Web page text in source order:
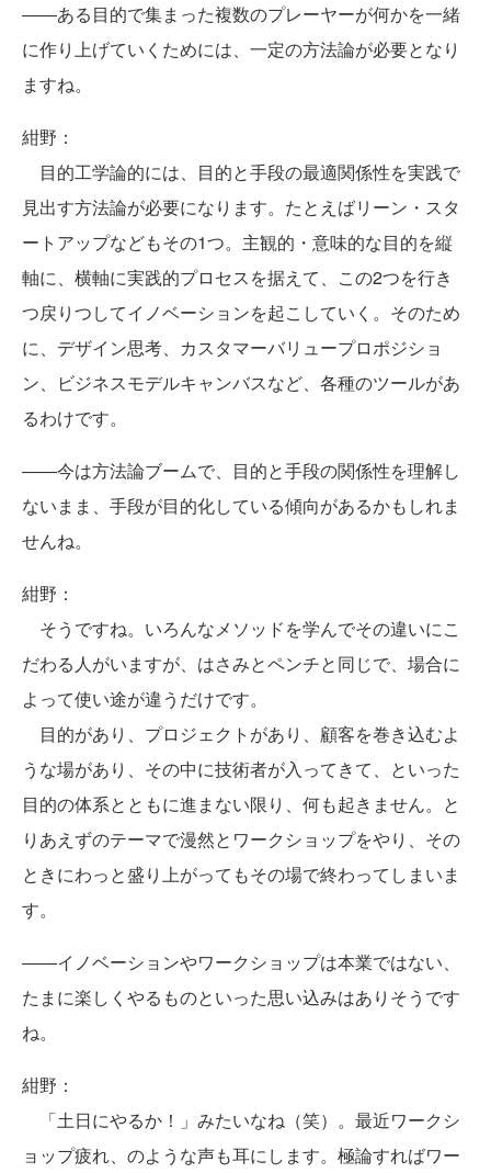
――ある目的で集まった複数のプレーヤーが何かを一緒
に作り上げていくためには、一定の方法論が必要となり
ますね。
紺野：
目的工学論的には、目的と手段の最適関係性を実践で
見出す方法論が必要になります。たとえばリーン・スタ
ートアップなどもその1つ。主観的・意味的な目的を縦
軸に、横軸に実践的プロセスを据えて、この2つを行き
つ戻りつしてイノベーションを起こしていく。そのため
に、デザイン思考、カスタマーバリュープロポジショ
ン、ビジネスモデルキャンバスなど、各種のツールがあ
るわけです。
――今は方法論ブームで、目的と手段の関係性を理解し
ないまま、手段が目的化している傾向があるかもしれま
せんね。
紺野：
そうですね。いろんなメソッドを学んでその違いにこ
だわる人がいますが、はさみとペンチと同じで、場合に
よって使い途が違うだけです。
目的があり、プロジェクトがあり、顧客を巻き込むよ
うな場があり、その中に技術者が入ってきて、といった
目的の体系とともに進まない限り、何も起きません。と
りあえずのテーマで漫然とワークショップをやり、その
ときにわっと盛り上がってもその場で終わってしまいま
す。
――イノベーションやワークショップは本業ではない、
たまに楽しくやるものといった思い込みはありそうです
ね。
紺野：
「土日にやるか！」みたいなね（笑）。最近ワークシ
ョップ疲れ、のような声も耳にします。極論すればワー